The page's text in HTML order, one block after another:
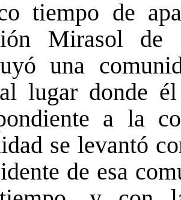
tiempo de
Mirasol de
una
lugar donde
a la
se levantó
de esa